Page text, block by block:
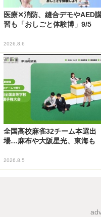
医療✕消防、縫合デモやAED
習も「おしごと体験博」9/5
2026.8.6
全国高校麻雀32チーム本選出
場…麻布や大阪星光、東海も
2026.8.5